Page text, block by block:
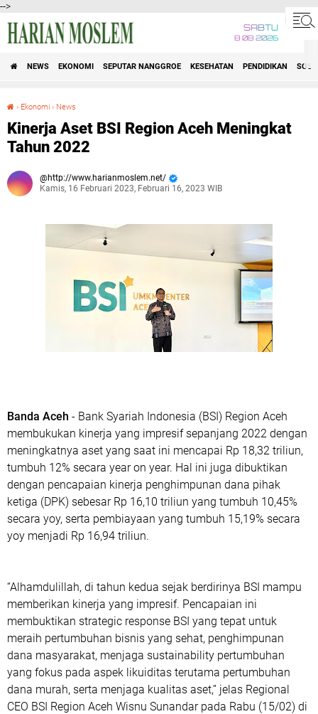
-->
SABTU
8 08 2026
NEWS EKONOMI SEPUTAR NANGGROE KESEHATAN PENDIDIKAN
› Ekonomi › News
Kinerja Aset BSI Region Aceh Meningkat
Tahun 2022
http://www.harianmoslem.net/
Kamis, 16 Februari 2023, Februari 16, 2023 WIB
Banda Aceh - Bank Syariah Indonesia (BSI) Region Aceh
membukukan kinerja yang impresif sepanjang 2022 dengan
meningkatnya aset yang saat ini mencapai Rp 18,32 triliun,
tumbuh 12% secara year on year. Hal ini juga dibuktikan
dengan pencapaian kinerja penghimpunan dana pihak
ketiga (DPK) sebesar Rp 16,10 triliun yang tumbuh 10,45%
secara yoy, serta pembiayaan yang tumbuh 15,19% secara
yoy menjadi Rp 16,94 triliun.
“Alhamdulillah, di tahun kedua sejak berdirinya BSI mampu
memberikan kinerja yang impresif. Pencapaian ini
membuktikan strategic response BSI yang tepat untuk
meraih pertumbuhan bisnis yang sehat, penghimpunan
dana masyarakat, menjaga sustainability pertumbuhan
yang fokus pada aspek likuiditas terutama pertumbuhan
dana murah, serta menjaga kualitas aset,” jelas Regional
CEO BSI Region Aceh Wisnu Sunandar pada Rabu (15/02) di